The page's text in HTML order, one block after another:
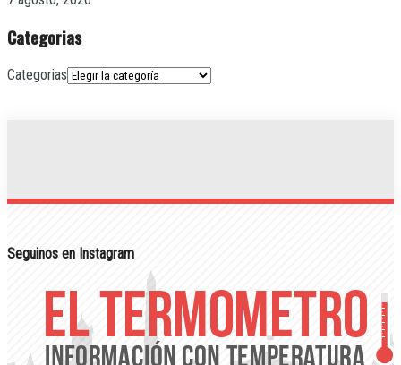
Categorias
Categorias
Seguinos en Instagram